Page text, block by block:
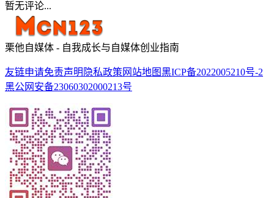
暂无评论...
栗他自媒体 - 自我成长与自媒体创业指南
友链申请免责声明 隐私政策 网站地图黑ICP备2022005210号-2
黑公网安备23060302000213号